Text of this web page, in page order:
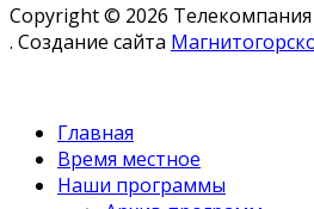
Copyright © 2026
. Создание сайта
Главная
Время местное
Наши программы